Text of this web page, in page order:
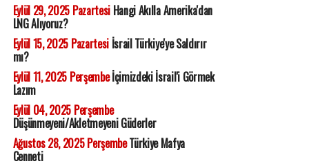
Eylül 29, 2025 PazartesiHangi Akılla Amerika'dan
LNG Alıyoruz?
Eylül 15, 2025 Pazartesiİsrail Türkiye'ye Saldırır
mı?
Eylül 11, 2025 Perşembeİçimizdeki İsrail'i Görmek
Lazım
Eylül 04, 2025 Perşembe
Düşünmeyeni/Akletmeyeni Güderler
Ağustos 28, 2025 PerşembeTürkiye Mafya
Cenneti